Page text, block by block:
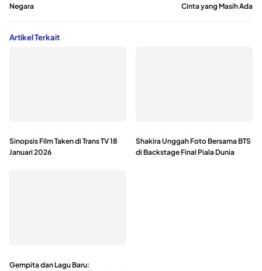
Negara
Cinta yang Masih Ada
Artikel Terkait
Sinopsis Film Taken di Trans TV 18
Januari 2026
Shakira Unggah Foto Bersama BTS
di Backstage Final Piala Dunia
Gempita dan Lagu Baru: